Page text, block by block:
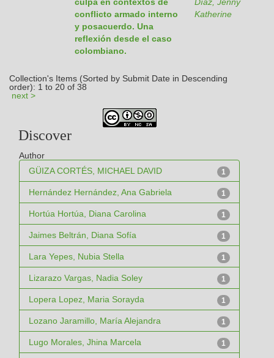
conflicto armado interno
y posacuerdo. Una
reflexión desde el caso
colombiano.
Katherine
Collection's Items (Sorted by Submit Date in Descending
order): 1 to 20 of 38
next >
Discover
Author
1
GÜIZA CORTÉS, MICHAEL DAVID
1
Hernández Hernández, Ana Gabriela
1
Hortúa Hortúa, Diana Carolina
1
Jaimes Beltrán, Diana Sofía
1
Lara Yepes, Nubia Stella
1
Lizarazo Vargas, Nadia Soley
1
Lopera Lopez, Maria Sorayda
1
Lozano Jaramillo, María Alejandra
1
Lugo Morales, Jhina Marcela